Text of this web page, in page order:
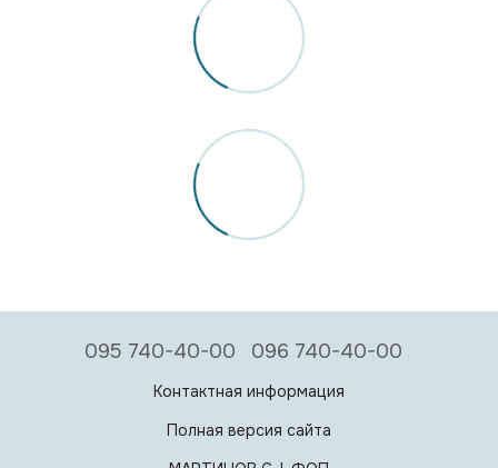
095 740-40-00 096 740-40-00
Контактная информация
Полная версия сайта